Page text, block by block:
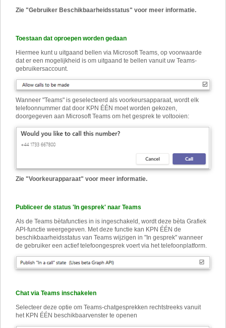
Zie "Gebruiker Beschikbaarheidsstatus" voor meer informatie.
Toestaan dat oproepen worden gedaan
Hiermee kunt u uitgaand bellen via Microsoft Teams, op voorwaarde
dat er een mogelijkheid is om uitgaand te bellen vanuit uw Teams-
gebruikersaccount.
Wanneer "Teams" is geselecteerd als voorkeursapparaat, wordt elk
telefoonnummer dat door KPN ÉÉN moet worden gekozen,
doorgegeven aan Microsoft Teams om het gesprek te voltooien:
Zie "Voorkeurapparaat" voor meer informatie.
Publiceer de status 'In gesprek' naar Teams
Als de Teams bètafuncties in is ingeschakeld, wordt deze bèta Grafiek
API-functie weergegeven. Met deze functie kan KPN ÉÉN de
beschikbaarheidsstatus van Teams wijzigen in "In gesprek" wanneer
de gebruiker een actief telefoongesprek voert via het telefoonplatform.
Chat via Teams inschakelen
Selecteer deze optie om Teams-chatgesprekken rechtstreeks vanuit
het KPN ÉÉN beschikbaarvenster te openen